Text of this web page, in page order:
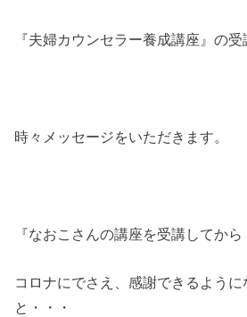
『夫婦カウンセラー養成講座』の受
時々メッセージをいただきます。
『なおこさんの講座を受講してから
コロナにでさえ、感謝できるように
と・・・